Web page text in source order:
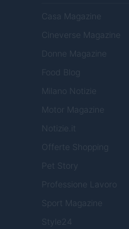
Casa Magazine
Cineverse Magazine
Donne Magazine
Food Blog
Milano Notizie
Motor Magazine
Notizie.it
Offerte Shopping
Pet Story
Professione Lavoro
Sport Magazine
Style24